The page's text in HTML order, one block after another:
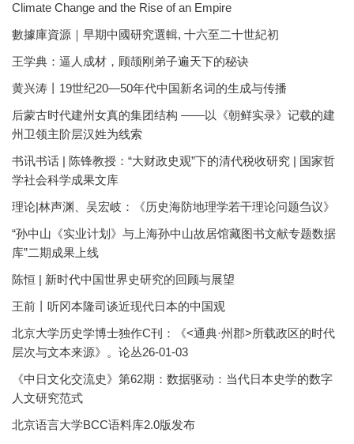
Climate Change and the Rise of an Empire
數據庫資源｜早期中國研究選輯, 十六至二十世紀初
王学典：逼人成材，顾颉刚弟子遍天下的秘诀
黄兴涛丨19世纪20—50年代中国新名词的生成与传播
后蒙古时代建州女真的集团结构 ——以《朝鲜实录》记载的建
州卫领主阶层汉姓为线索
书讯书话 | 陈锋教授：“大财政史观”下的清代税收研究 | 国家哲
学社会科学成果文库
理论|林声渊、吴宏岐：《历史海防地理学若干理论问题刍议》
“孙中山《实业计划》与上海孙中山故居馆藏图书文献专题数据
库”二期成果上线
陈恒 | 新时代中国世界史研究的回顾与展望
王前丨听冈本隆司谈近现代日本的中国观
北京大学历史学博士独作C刊：《<通典·州郡>所载政区的时代
层次与文本来源》。论丛26-01-03
《中日文化交流史》第62期：数据驱动：当代日本史学的数字
人文研究范式
北京语言大学BCC语料库2.0版发布